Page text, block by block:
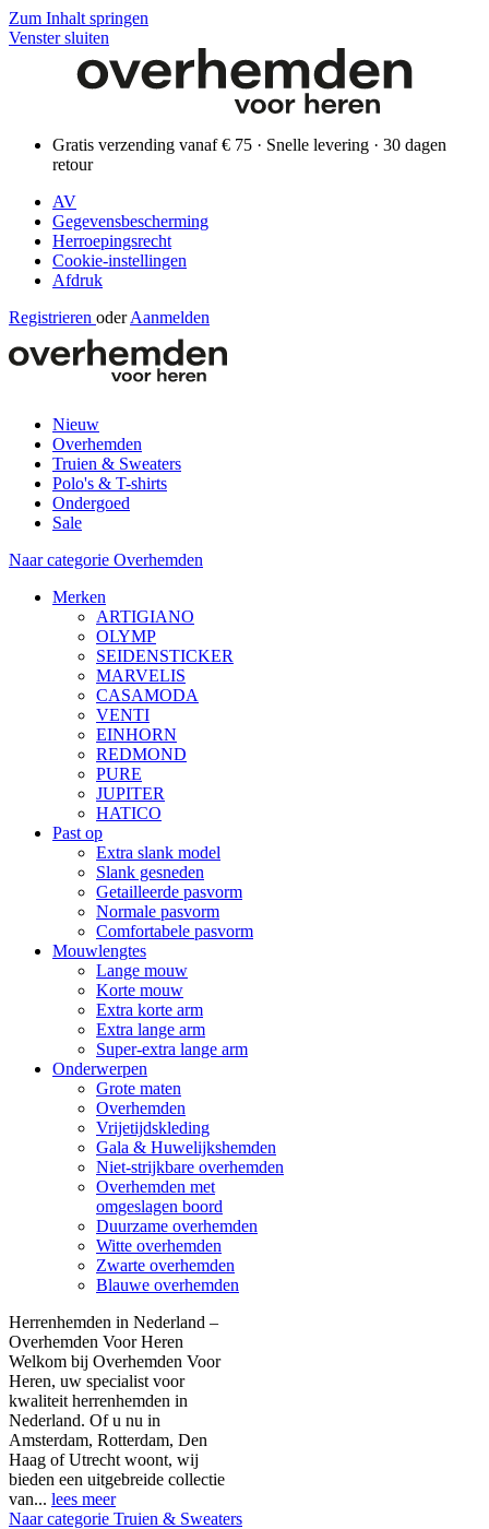
Zum Inhalt springen
Venster sluiten
Gratis verzending vanaf € 75 · Snelle levering · 30 dagen
retour
AV
Gegevensbescherming
Herroepingsrecht
Cookie-instellingen
Afdruk
Registrieren oder Aanmelden
Nieuw
Overhemden
Truien & Sweaters
Polo's & T-shirts
Ondergoed
Sale
Naar categorie Overhemden
Merken
ARTIGIANO
OLYMP
SEIDENSTICKER
MARVELIS
CASAMODA
VENTI
EINHORN
REDMOND
PURE
JUPITER
HATICO
Past op
Extra slank model
Slank gesneden
Getailleerde pasvorm
Normale pasvorm
Comfortabele pasvorm
Mouwlengtes
Lange mouw
Korte mouw
Extra korte arm
Extra lange arm
Super-extra lange arm
Onderwerpen
Grote maten
Overhemden
Vrijetijdskleding
Gala & Huwelijkshemden
Niet-strijkbare overhemden
Overhemden met
omgeslagen boord
Duurzame overhemden
Witte overhemden
Zwarte overhemden
Blauwe overhemden
Herrenhemden in Nederland –
Overhemden Voor Heren
Welkom bij Overhemden Voor
Heren, uw specialist voor
kwaliteit herrenhemden in
Nederland. Of u nu in
Amsterdam, Rotterdam, Den
Haag of Utrecht woont, wij
bieden een uitgebreide collectie
van... lees meer
Naar categorie Truien & Sweaters